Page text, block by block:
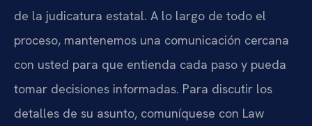
de la judicatura estatal. A lo largo de todo el
proceso, mantenemos una comunicación cercana
con usted para que entienda cada paso y pueda
tomar decisiones informadas. Para discutir los
detalles de su asunto, comuníquese con Law